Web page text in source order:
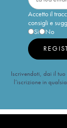
Accetto il
consigli e
Sì
No
Iscrivendoti, dai il tuo
l’iscrizione in